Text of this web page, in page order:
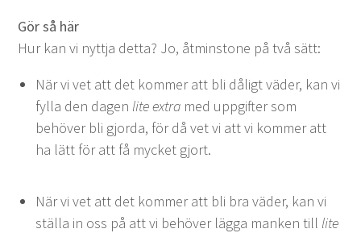
Gör så här
Hur kan vi nyt­t­ja det­ta? Jo, åtmin­stone på två sätt:
När vi vet att det kom­mer att bli dåligt väder, kan vi
fyl­la den dagen lite extra med uppgifter som
behöver bli gjor­da, för då vet vi att vi kom­mer att
ha lätt för att få myck­et gjort.
När vi vet att det kom­mer att bli bra väder, kan vi
stäl­la in oss på att vi behöver läg­ga manken till lite